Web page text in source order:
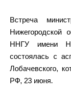
Встреча
Нижегородской
ННГУ имени
состоялась с
Лобачевского,
РФ, 23 июня.